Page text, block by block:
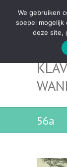
56a
We gebruiken
soepel mogelijk
deze site,